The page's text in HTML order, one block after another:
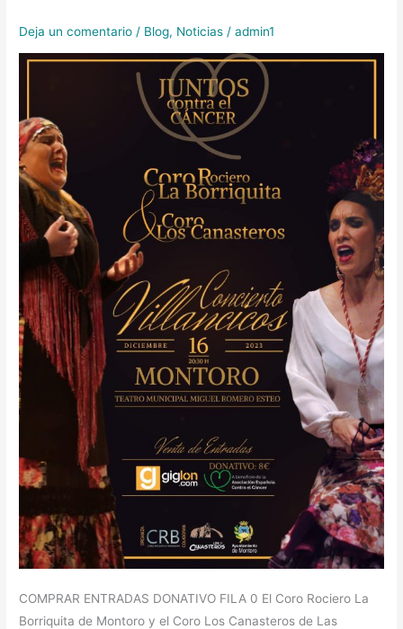
Deja un comentario / Blog, Noticias /admin1
COMPRAR ENTRADAS DONATIVO FILA 0 El Coro Rociero La
Borriquita de Montoro y el Coro Los Canasteros de Las
Borriquita
Los
Canasteros